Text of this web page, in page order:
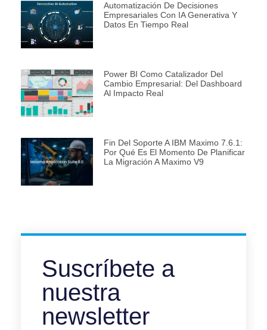
Automatización De Decisiones
Empresariales Con IA Generativa Y
Datos En Tiempo Real
Power BI Como Catalizador Del
Cambio Empresarial: Del Dashboard
Al Impacto Real
Fin Del Soporte A IBM Maximo 7.6.1:
Por Qué Es El Momento De Planificar
La Migración A Maximo V9
Suscríbete a
nuestra
newsletter